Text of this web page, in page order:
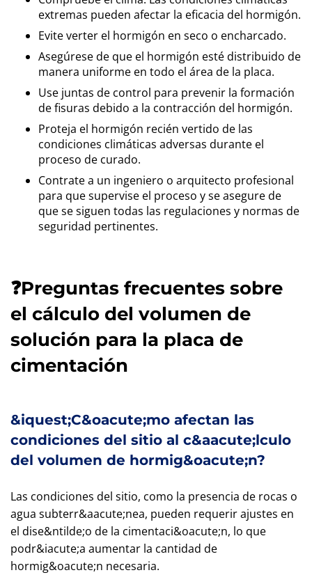
extremas pueden afectar la eficacia del hormigón.
Evite verter el hormigón en seco o encharcado.
Asegúrese de que el hormigón esté distribuido de
manera uniforme en todo el área de la placa.
Use juntas de control para prevenir la formación
de fisuras debido a la contracción del hormigón.
Proteja el hormigón recién vertido de las
condiciones climáticas adversas durante el
proceso de curado.
Contrate a un ingeniero o arquitecto profesional
para que supervise el proceso y se asegure de
que se siguen todas las regulaciones y normas de
seguridad pertinentes.
❓Preguntas frecuentes sobre
el cálculo del volumen de
solución para la placa de
cimentación
&iquest;C&oacute;mo afectan las
condiciones del sitio al c&aacute;lculo
del volumen de hormig&oacute;n?
Las condiciones del sitio, como la presencia de rocas o
agua subterr&aacute;nea, pueden requerir ajustes en
el dise&ntilde;o de la cimentaci&oacute;n, lo que
podr&iacute;a aumentar la cantidad de
hormig&oacute;n necesaria.